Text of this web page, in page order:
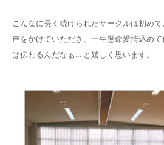
こんなに長く続けられたサークルは初め
声をかけていただき、一生懸命愛情込め
は伝わるんだなぁ… と嬉しく思います。